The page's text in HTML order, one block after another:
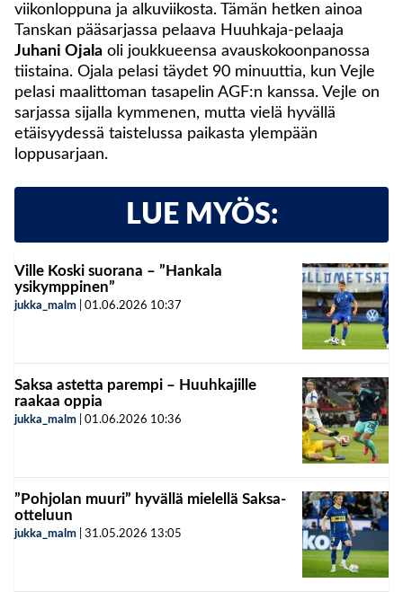
viikonloppuna ja alkuviikosta. Tämän hetken ainoa
Tanskan pääsarjassa pelaava Huuhkaja-pelaaja
Juhani Ojala oli joukkueensa avauskokoonpanossa
tiistaina. Ojala pelasi täydet 90 minuuttia, kun Vejle
pelasi maalittoman tasapelin AGF:n kanssa. Vejle on
sarjassa sijalla kymmenen, mutta vielä hyvällä
etäisyydessä taistelussa paikasta ylempään
loppusarjaan.
LUE MYÖS:
Ville Koski suorana – ”Hankala
ysikymppinen”
jukka_malm 01.06.2026 10:37
Saksa astetta parempi – Huuhkajille
raakaa oppia
jukka_malm 01.06.2026 10:36
”Pohjolan muuri” hyvällä mielellä Saksa-
otteluun
jukka_malm 31.05.2026 13:05